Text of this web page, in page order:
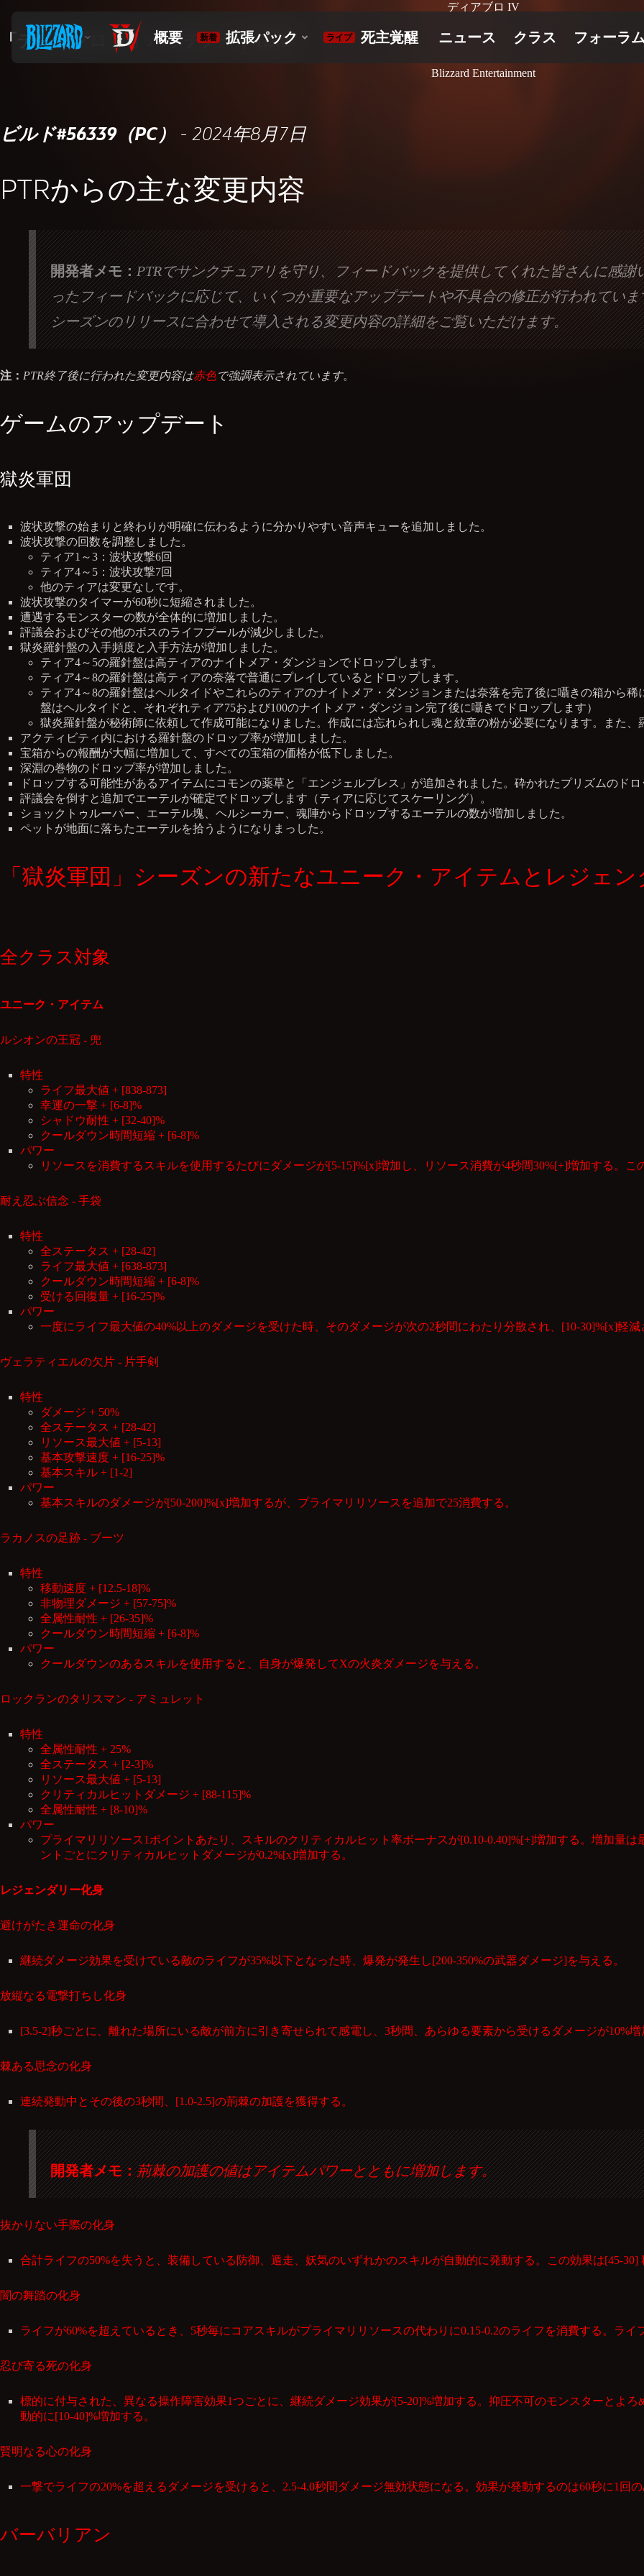
ディアブロ IV
「ディアブロ IV」パッチノート1.5.0
Blizzard Entertainment
ビルド#56339（PC） - 2024年8月7日
PTRからの主な変更内容
開発者メモ：PTRでサンクチュアリを守り、フィードバックを提供してくれた皆さんに感
ったフィードバックに応じて、いくつか重要なアップデートや不具合の修正が行われてい
シーズンのリリースに合わせて導入される変更内容の詳細をご覧いただけます。
注： PTR終了後に行われた変更内容は赤色で強調表示されています。
ゲームのアップデート
獄炎軍団
波状攻撃の始まりと終わりが明確に伝わるように分かりやすい音声キューを追加しました。
波状攻撃の回数を調整しました。
ティア1～3：波状攻撃6回
ティア4～5：波状攻撃7回
他のティアは変更なしです。
波状攻撃のタイマーが60秒に短縮されました。
遭遇するモンスターの数が全体的に増加しました。
評議会およびその他のボスのライフプールが減少しました。
獄炎羅針盤の入手頻度と入手方法が増加しました。
ティア4～5の羅針盤は高ティアのナイトメア・ダンジョンでドロップします。
ティア4～8の羅針盤は高ティアの奈落で普通にプレイしているとドロップします。
ティア4～8の羅針盤はヘルタイドやこれらのティアのナイトメア・ダンジョンまたは奈落を完了後に囁きの箱から
盤はヘルタイドと、それぞれティア75および100のナイトメア・ダンジョン完了後に囁きでドロップします）
獄炎羅針盤が秘術師に依頼して作成可能になりました。作成には忘れられし魂と紋章の粉が必要になります。また、
アクティビティ内における羅針盤のドロップ率が増加しました。
宝箱からの報酬が大幅に増加して、すべての宝箱の価格が低下しました。
深淵の巻物のドロップ率が増加しました。
ドロップする可能性があるアイテムにコモンの薬草と「エンジェルブレス」が追加されました。砕かれたプリズムのドロ
評議会を倒すと追加でエーテルが確定でドロップします（ティアに応じてスケーリング）。
ショックトゥルーパー、エーテル塊、ヘルシーカー、魂陣からドロップするエーテルの数が増加しました。
ペットが地面に落ちたエーテルを拾うようになりまっした。
「獄炎軍団」シーズンの新たなユニーク・アイテムとレジェ
全クラス対象
ユニーク・アイテム
ルシオンの王冠 - 兜
特性
ライフ最大値 + [838-873]
幸運の一撃 + [6-8]%
シャドウ耐性 + [32-40]%
クールダウン時間短縮 + [6-8]%
パワー
リソースを消費するスキルを使用するたびにダメージが[5-15]%[x]増加し、リソース消費が4秒間30%[+]増加する。こ
耐え忍ぶ信念 - 手袋
特性
全ステータス + [28-42]
ライフ最大値 + [638-873]
クールダウン時間短縮 + [6-8]%
受ける回復量 + [16-25]%
パワー
一度にライフ最大値の40%以上のダメージを受けた時、そのダメージが次の2秒間にわたり分散され、[10-30]%[x]軽減
ヴェラティエルの欠片 - 片手剣
特性
ダメージ + 50%
全ステータス + [28-42]
リソース最大値 + [5-13]
基本攻撃速度 + [16-25]%
基本スキル + [1-2]
パワー
基本スキルのダメージが[50-200]%[x]増加するが、プライマリリソースを追加で25消費する。
ラカノスの足跡 - ブーツ
特性
移動速度 + [12.5-18]%
非物理ダメージ + [57-75]%
全属性耐性 + [26-35]%
クールダウン時間短縮 + [6-8]%
パワー
クールダウンのあるスキルを使用すると、自身が爆発してXの火炎ダメージを与える。
ロックランのタリスマン - アミュレット
特性
全属性耐性 + 25%
全ステータス + [2-3]%
リソース最大値 + [5-13]
クリティカルヒットダメージ + [88-115]%
全属性耐性 + [8-10]%
パワー
プライマリリソース1ポイントあたり、スキルのクリティカルヒット率ボーナスが[0.10-0.40]%[+]増加する。増加量
ントごとにクリティカルヒットダメージが0.2%[x]増加する。
レジェンダリー化身
避けがたき運命の化身
継続ダメージ効果を受けている敵のライフが35%以下となった時、爆発が発生し[200-350%の武器ダメージ]を与える。
放縦なる電撃打ちし化身
[3.5-2]秒ごとに、離れた場所にいる敵が前方に引き寄せられて感電し、3秒間、あらゆる要素から受けるダメージが10%
棘ある思念の化身
連続発動中とその後の3秒間、[1.0-2.5]の荊棘の加護を獲得する。
開発者メモ：荊棘の加護の値はアイテムパワーとともに増加します。
抜かりない手際の化身
合計ライフの50%を失うと、装備している防御、遁走、妖気のいずれかのスキルが自動的に発動する。この効果は[45-30]
闇の舞踏の化身
ライフが60%を超えているとき、5秒毎にコアスキルがプライマリリソースの代わりに0.15-0.2のライフを消費する。ライ
忍び寄る死の化身
標的に付与された、異なる操作障害効果1つごとに、継続ダメージ効果が[5-20]%増加する。抑圧不可のモンスターとよ
動的に[10-40]%増加する。
賢明なる心の化身
一撃でライフの20%を超えるダメージを受けると、2.5-4.0秒間ダメージ無効状態になる。効果が発動するのは60秒に1回の
バーバリアン